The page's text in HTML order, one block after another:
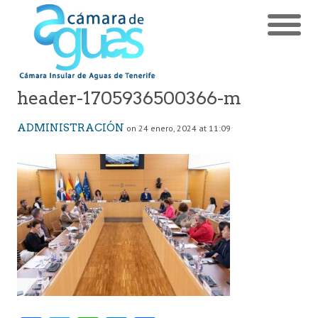
header-1705936500366-m
ADMINISTRACIÓN on 24 enero, 2024 at 11:09